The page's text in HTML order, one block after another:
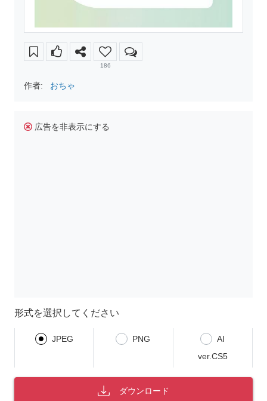
186
作者: おちゃ
広告を非表示にする
形式を選択してください
JPEG PNG
AI
ver.CS5
ダウンロード